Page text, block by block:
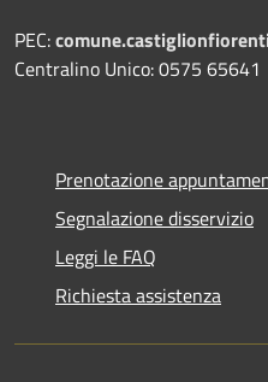
PEC:
Centralino Unico: 0575 65641
Prenotazione
Segnalazione disservizio
Leggi le FAQ
Richiesta assistenza